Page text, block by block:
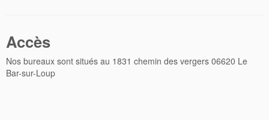
Accès
Nos bureaux sont situés au 1831 chemin des vergers 06620 Le
Bar-sur-Loup